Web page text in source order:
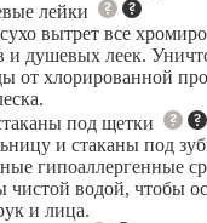
лейки
вытрет все
и душевых леек.
от хлорированной
под щетки
и стаканы под
гипоаллергенные
чистой водой, чтобы
и лица.